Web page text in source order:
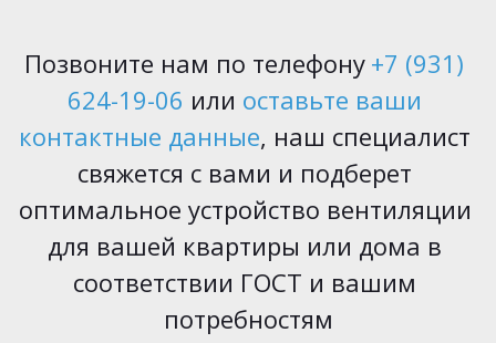
Позвоните нам по телефону +7 (931)
624-19-06 или оставьте ваши
контактные данные, наш специалист
свяжется с вами и подберет
оптимальное устройство вентиляции
для вашей квартиры или дома в
соответствии ГОСТ и вашим
потребностям